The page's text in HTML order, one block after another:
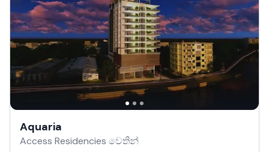
Aquaria
Access Residencies වෙතින්